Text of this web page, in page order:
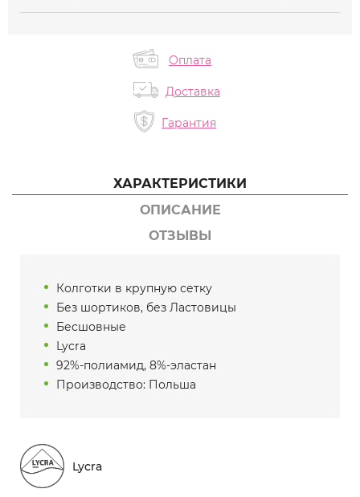
Оплата
Доставка
Гарантия
ХАРАКТЕРИСТИКИ
ОПИСАНИЕ
ОТЗЫВЫ
Колготки в крупную сетку
Без шортиков, без Ластовицы
Бесшовные
Lycra
92%-полиамид, 8%-эластан
Производство: Польша
Lycra